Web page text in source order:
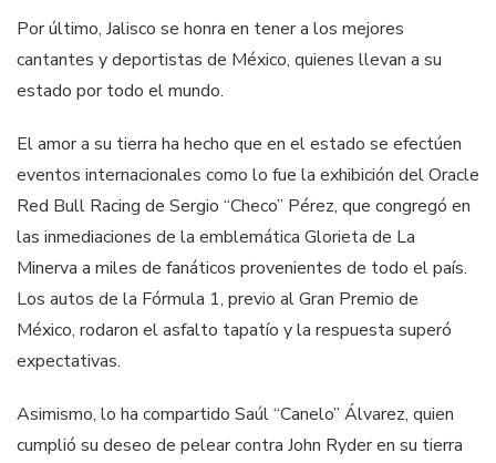
Por último, Jalisco se honra en tener a los mejores
cantantes y deportistas de México, quienes llevan a su
estado por todo el mundo.
El amor a su tierra ha hecho que en el estado se efectúen
eventos internacionales como lo fue la exhibición del Oracle
Red Bull Racing de Sergio “Checo” Pérez, que congregó en
las inmediaciones de la emblemática Glorieta de La
Minerva a miles de fanáticos provenientes de todo el país.
Los autos de la Fórmula 1, previo al Gran Premio de
México, rodaron el asfalto tapatío y la respuesta superó
expectativas.
Asimismo, lo ha compartido Saúl “Canelo” Álvarez, quien
cumplió su deseo de pelear contra John Ryder en su tierra